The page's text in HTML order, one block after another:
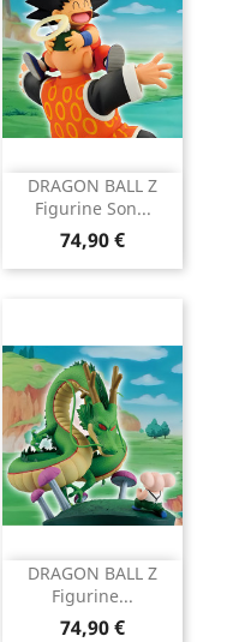
DRAGON BALL Z
Figurine Son...
Prix
74,90 €
DRAGON BALL Z
Figurine...
Prix
74,90 €